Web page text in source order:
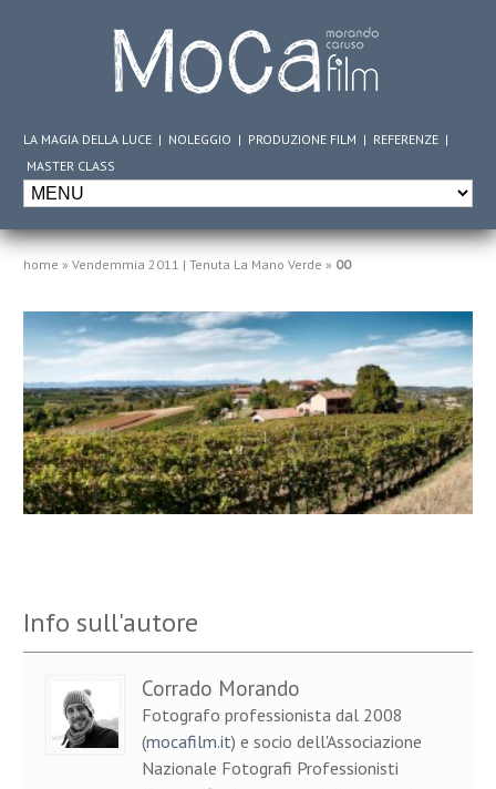
LA MAGIA DELLA LUCE | NOLEGGIO | PRODUZIONE FILM | REFERENZE |
MASTER CLASS
home »Vendemmia 2011 | Tenuta La Mano Verde » 00
Info sull'autore
Corrado Morando
Fotografo professionista dal 2008
(mocafilm.it) e socio dell'Associazione
Nazionale Fotografi Professionisti